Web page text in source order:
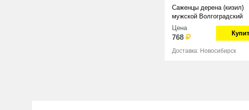
Саженцы дерена (кизил)
мужской Волгоградский
Цена
768
Доставка: Новосибирск